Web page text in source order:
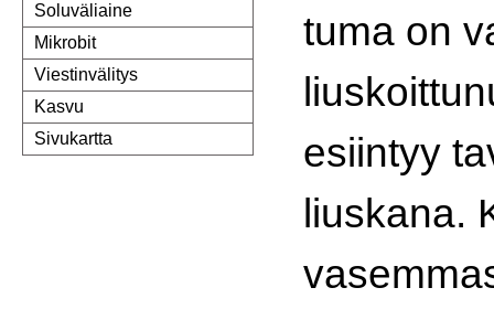
Soluväliaine
Mikrobit
Viestinvälitys
Kasvu
Sivukartta
tuma on
esiintyy
liuskana.